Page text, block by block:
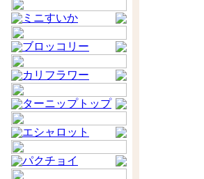
ミニすいか
ブロッコリー
カリフラワー
ターニップトップ
エシャロット
パクチョイ